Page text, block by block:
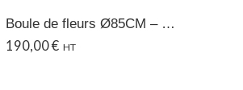
Boule de fleurs Ø85CM – Blanc Gypso
190,00€ HT